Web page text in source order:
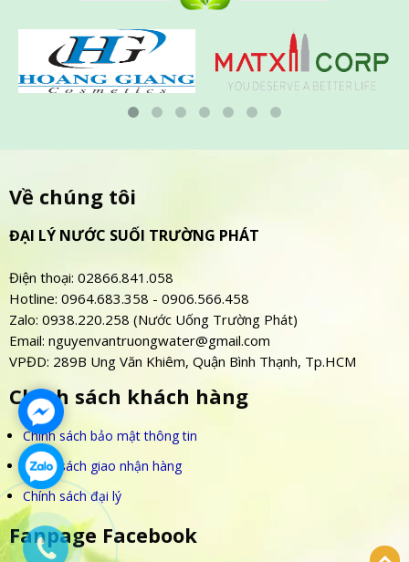
Về chúng tôi
ĐẠI LÝ NƯỚC SUỐI TRƯỜNG PHÁT
Điện thoại: 02866.841.058
Hotline: 0964.683.358 - 0906.566.458
Zalo: 0938.220.258 (Nước Uống Trường Phát)
Email: nguyenvantruongwater@gmail.com
VPĐD: 289B Ung Văn Khiêm, Quận Bình Thạnh, Tp.HCM
Chính sách khách hàng
Chính sách bảo mật thông tin
Chính sách giao nhận hàng
Chính sách đại lý
Fanpage Facebook